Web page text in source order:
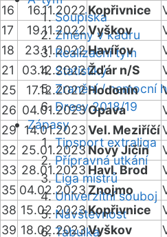
Soupiska
Změny v kádru
Realizační tým
Statistiky
Zranění / nemocní
Dresy 2018/19
Zápasy
Tipsport extraliga
Přípravná utkání
Liga mistrů
Univerzitní souboj
Návštěvnost
Tabulka
16
16.11.2022Kopřivnice
17
19.11.2022Vyškov
18
23.11.2022Havířov
21
03.12.2022Žďár n/S
25
17.12.2022Hodonín
26 04.01.2023Opava
29 14.01.2023Vel. Meziříčí
32 25.01.2023Nový Jičín
33 28.01.2023Havl. Brod
35 04.02.2023 Znojmo
38 15.02.2023Kopřivnice
39 18.02.2023Vyškov